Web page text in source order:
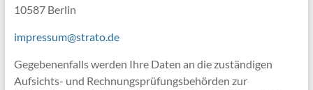
10587 Berlin
impressum@strato.de
Gegebenenfalls werden Ihre Daten an die zuständigen
Aufsichts- und Rechnungsprüfungsbehörden zur